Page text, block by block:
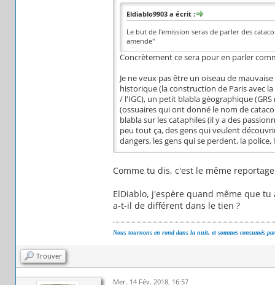
Eldiablo9903 a écrit :
Le but de l'emission seras de parler des
amende"
Concrètement ce sera pour en parler
Je ne veux pas être un oiseau de
historique (la construction de Paris avec
/ l'IGC), un petit blabla géographique
(ossuaires qui ont donné le nom de
blabla sur les cataphiles (il y a des
peu tout ça, des gens qui veulent
dangers, les gens qui se perdent, la
Comme tu dis, c'est le même
ElDiablo, j'espère quand même que
a-t-il de différent dans le tien ?
Nous tournons en rond dans la nuit, et sommes consumés
Trouver
Mer. 14 Fév. 2018, 16:57